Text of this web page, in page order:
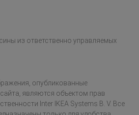
из ответственно управляемых
опубликованные
являются объектом прав
Inter IKEA Systems B. V. Все